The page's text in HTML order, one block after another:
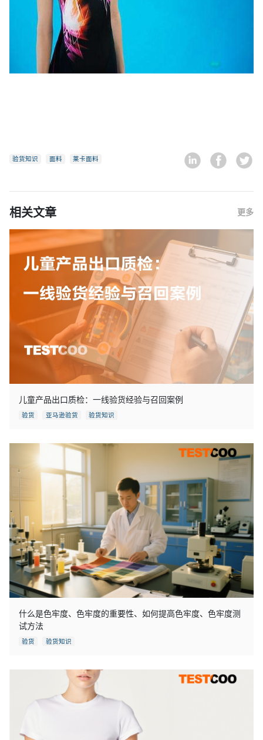
验货知识 面料 莱卡面料
相关文章 更多
儿童产品出口质检：一线验货经验与召回案例
验货 亚马逊验货 验货知识
什么是色牢度、色牢度的重要性、如何提高色牢度、色牢度测
试方法
验货 验货知识